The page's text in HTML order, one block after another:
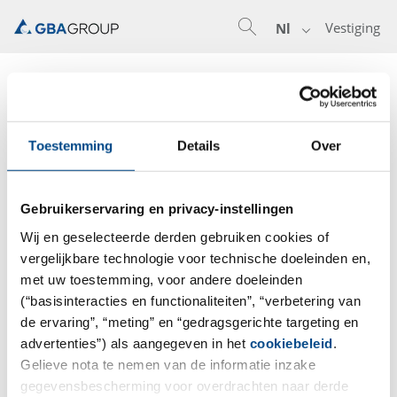
Toestemming Details Over
Gebruikerservaring en privacy-instellingen
Wij en geselecteerde derden gebruiken cookies of
vergelijkbare technologie voor technische doeleinden en,
met uw toestemming, voor andere doeleinden
(“basisinteracties en functionaliteiten”, “verbetering van
de ervaring”, “meting” en “gedragsgerichte targeting en
advertenties”) als aangegeven in het cookiebeleid
Gelieve nota te nemen van de informatie inzake
gegevensbescherming voor overdrachten naar derde
Vestiging
Nl
7th ANNIVERSARY AMINO ACID
ANALYSIS NINHYDRIN POSITIVE
SUBSTANCES
GBA Pharma Labs celebrates 7th anniversary of
establishing Amino Acid Analysis testing concerning
ninhydrin positive substances and ammonia according
Ph.Eur. Method 1 post column derivatisation. In the
meantime GBA Pharma Labs have routinely
established and verified this testing for 18
monographed amino acids with two Sykam S433